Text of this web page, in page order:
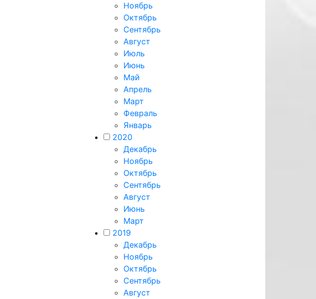
Ноябрь
Октябрь
Сентябрь
Август
Июль
Июнь
Май
Апрель
Март
Февраль
Январь
2020
Декабрь
Ноябрь
Октябрь
Сентябрь
Август
Июнь
Март
2019
Декабрь
Ноябрь
Октябрь
Сентябрь
Август